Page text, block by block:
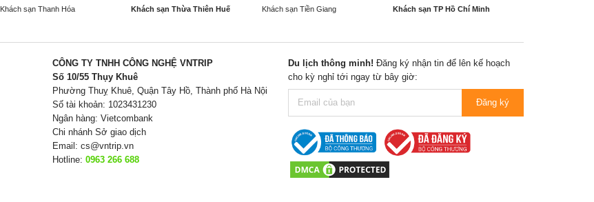
Khách sạn Thanh Hóa Khách sạn Thừa Thiên Huế Khách sạn Tiền Giang
Khách sạn TP Hồ Chí Minh
CÔNG TY TNHH CÔNG NGHỆ VNTRIP
Số 10/55 Thụy Khuê
Phường Thuỵ Khuê, Quận Tây Hồ, Thành phố Hà Nội
Số tài khoản: 1023431230
Ngân hàng: Vietcombank
Chi nhánh Sở giao dịch
Email: cs@vntrip.vn
Hotline: 0963 266 688
Du lịch thông minh! Đăng ký nhận tin để lên kế hoạch
cho kỳ nghỉ tới ngay từ bây giờ:
Đăng ký